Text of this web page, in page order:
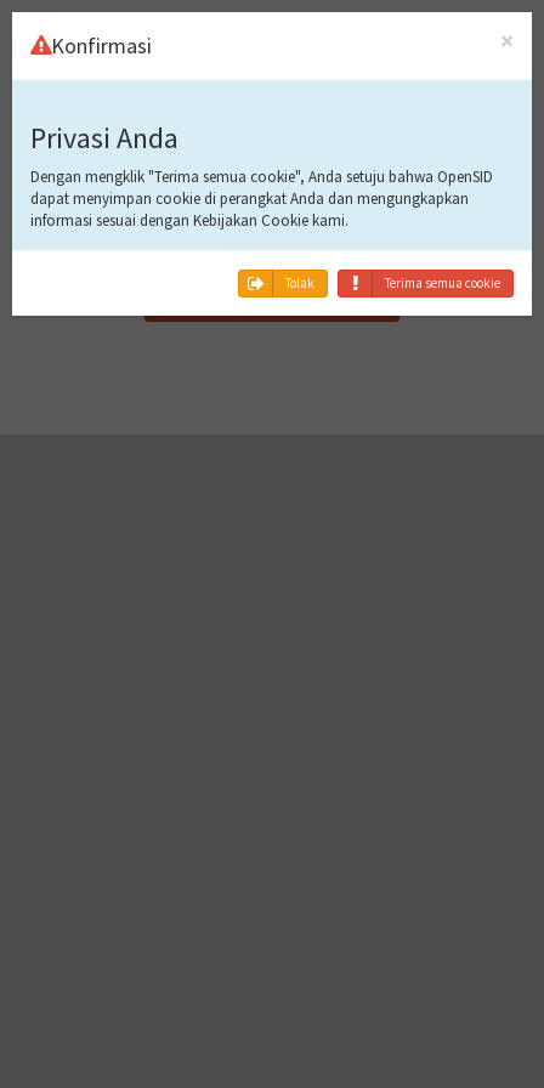
×
Konfirmasi
Privasi Anda
Dengan mengklik "Terima semua cookie", Anda setuju bahwa OpenSID
dapat menyimpan cookie di perangkat Anda dan mengungkapkan
informasi sesuai dengan Kebijakan Cookie kami.
Tolak Terima semua cookie
Aplikasi
Tidak bisa masuk!
Gawai ini belum terdaftar.